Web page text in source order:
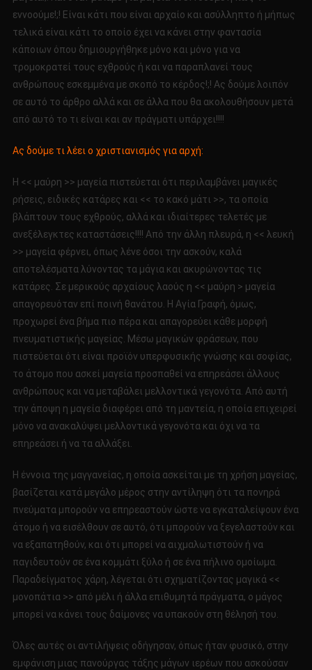
εννοούμε!;! Είναι κάτι που είναι αρχαίο και ασύλληπτο ή μήπως
τελικά είναι κάτι το οποίο έχει να κάνει στην φαντασία
κάποιων όπου δημιουργήθηκε μόνο και μόνο για να
τρομοκρατεί τους εχθρούς ή και να παραπλανεί τους
ανθρώπους εσκεμμένα με σκοπό το κέρδος!;! Ας δούμε λοιπόν
σε αυτό το άρθρο αλλά και σε άλλα που θα ακολουθήσουν μετά
από αυτό το τι είναι και αν πράγματι υπάρχει!!!!
Ας δούμε τι λέει ο χριστιανισμός για αρχή:
Η << μαύρη >> μαγεία πιστεύεται ότι περιλαμβάνει μαγικές
ρήσεις, ειδικές κατάρες και << το κακό μάτι >>, τα οποία
βλάπτουν τους εχθρούς, αλλά και ιδιαίτερες τελετές με
ανεξέλεγκτες καταστάσεις!!!! Από την άλλη πλευρά, η << λευκή
>> μαγεία φέρνει, όπως λένε όσοι την ασκούν, καλά
αποτελέσματα λύνοντας τα μάγια και ακυρώνοντας τις
κατάρες. Σε μερικούς αρχαίους λαούς η << μαύρη > μαγεία
απαγορευόταν επί ποινή θανάτου. Η Αγία Γραφή, όμως,
προχωρεί ένα βήμα πιο πέρα και απαγορεύει κάθε μορφή
πνευματιστικής μαγείας. Μέσω μαγικών φράσεων, που
πιστεύεται ότι είναι προϊόν υπερφυσικής γνώσης και σοφίας,
το άτομο που ασκεί μαγεία προσπαθεί να επηρεάσει άλλους
ανθρώπους και να μεταβάλει μελλοντικά γεγονότα. Από αυτή
την άποψη η μαγεία διαφέρει από τη μαντεία, η οποία επιχειρεί
μόνο να ανακαλύψει μελλοντικά γεγονότα και όχι να τα
επηρεάσει ή να τα αλλάξει.
Η έννοια της μαγγανείας, η οποία ασκείται με τη χρήση μαγείας,
βασίζεται κατά μεγάλο μέρος στην αντίληψη ότι τα πονηρά
πνεύματα μπορούν να επηρεαστούν ώστε να εγκαταλείψουν ένα
άτομο ή να εισέλθουν σε αυτό, ότι μπορούν να ξεγελαστούν και
να εξαπατηθούν, και ότι μπορεί να αιχμαλωτιστούν ή να
παγιδευτούν σε ένα κομμάτι ξύλο ή σε ένα πήλινο ομοίωμα.
Παραδείγματος χάρη, λέγεται ότι σχηματίζοντας μαγικά <<
μονοπάτια >> από μέλι ή άλλα επιθυμητά πράγματα, ο μάγος
μπορεί να κάνει τους δαίμονες να υπακούν στη θέλησή του.
Όλες αυτές οι αντιλήψεις οδήγησαν, όπως ήταν φυσικό, στην
εμφάνιση μιας πανούργας τάξης μάγων ιερέων που ασκούσαν